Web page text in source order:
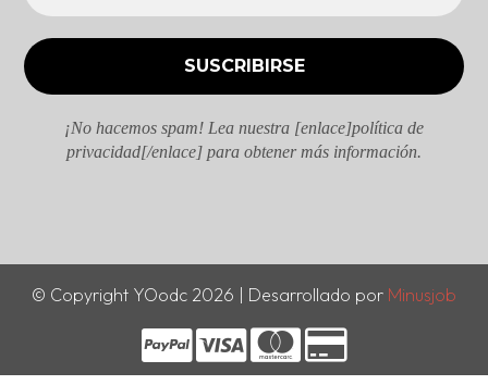
¡No hacemos spam! Lea nuestra [enlace]política de
privacidad[/enlace] para obtener más información.
© Copyright YOodc 2026 | Desarrollado por Minusjob